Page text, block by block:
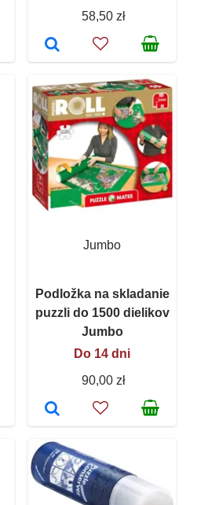
58,50 zł
Jumbo
Podložka na skladanie
puzzli do 1500 dielikov
Jumbo
Do 14 dni
90,00 zł